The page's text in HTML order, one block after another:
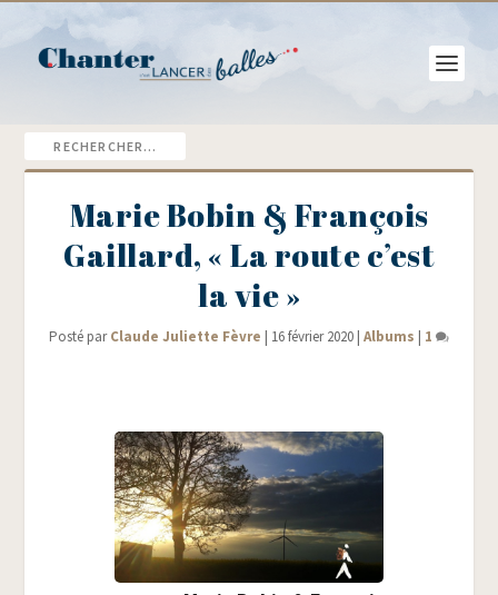
Marie Bobin & François
Gaillard, « La route c’est
la vie »
Posté parClaude Juliette Fèvre | 16 février 2020 | Albums | 1